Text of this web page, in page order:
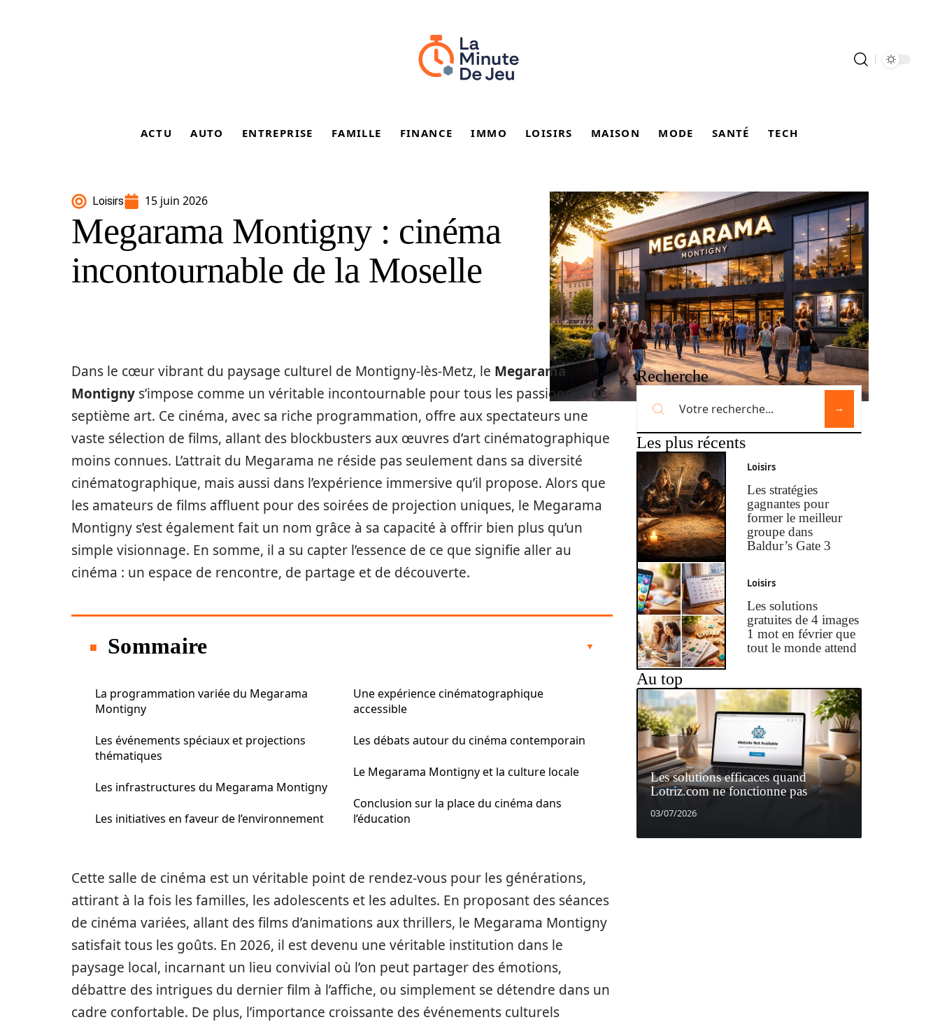
ACTU AUTO ENTREPRISE FAMILLE FINANCE IMMO LOISIRS MAISON MODE SANTÉ TECH
Loisirs 15 juin 2026
Megarama Montigny : cinéma
incontournable de la Moselle
Dans le cœur vibrant du paysage culturel de Montigny-lès-Metz, le Megarama
Montigny s’impose comme un véritable incontournable pour tous les passionnés de
septième art. Ce cinéma, avec sa riche programmation, offre aux spectateurs une
vaste sélection de films, allant des blockbusters aux œuvres d’art cinématographique
moins connues. L’attrait du Megarama ne réside pas seulement dans sa diversité
cinématographique, mais aussi dans l’expérience immersive qu’il propose. Alors que
les amateurs de films affluent pour des soirées de projection uniques, le Megarama
Montigny s’est également fait un nom grâce à sa capacité à offrir bien plus qu’un
simple visionnage. En somme, il a su capter l’essence de ce que signifie aller au
cinéma : un espace de rencontre, de partage et de découverte.
Sommaire
La programmation variée du Megarama
Montigny
Les événements spéciaux et projections
thématiques
Les infrastructures du Megarama Montigny
Les initiatives en faveur de l’environnement
Une expérience cinématographique
accessible
Les débats autour du cinéma contemporain
Le Megarama Montigny et la culture locale
Conclusion sur la place du cinéma dans
l’éducation
Cette salle de cinéma est un véritable point de rendez-vous pour les générations,
attirant à la fois les familles, les adolescents et les adultes. En proposant des séances
de cinéma variées, allant des films d’animations aux thrillers, le Megarama Montigny
satisfait tous les goûts. En 2026, il est devenu une véritable institution dans le
paysage local, incarnant un lieu convivial où l’on peut partager des émotions,
débattre des intrigues du dernier film à l’affiche, ou simplement se détendre dans un
cadre confortable. De plus, l’importance croissante des événements culturels
Recherche
Les plus récents
Loisirs
Les stratégies
gagnantes pour
former le meilleur
groupe dans
Baldur’s Gate 3
Loisirs
Les solutions
gratuites de 4 images
1 mot en février que
tout le monde attend
Au top
Les solutions efficaces quand
Lotriz.com ne fonctionne pas
03/07/2026